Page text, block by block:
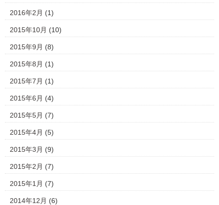
2016年2月 (1)
2015年10月 (10)
2015年9月 (8)
2015年8月 (1)
2015年7月 (1)
2015年6月 (4)
2015年5月 (7)
2015年4月 (5)
2015年3月 (9)
2015年2月 (7)
2015年1月 (7)
2014年12月 (6)